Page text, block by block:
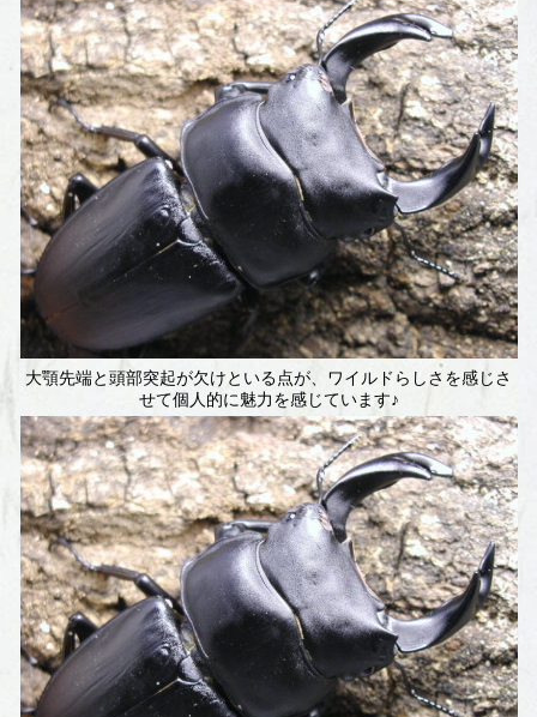
大顎先端と頭部突起が欠けといる点が、ワイルドらしさを感じさ
せて個人的に魅力を感じています♪